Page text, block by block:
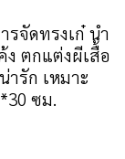
จัดทรงเก๋ นำ
ง ตกแต่งผีเสื้อ
รัก เหมาะ
ซม.